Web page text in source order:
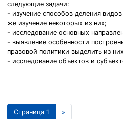
следующие задачи:
- изучение способов деления
же изучение некоторых из них;
- исследование основных
- выявление особенности
правовой политики выделить из
- исследование объектов и
Страница 1 »